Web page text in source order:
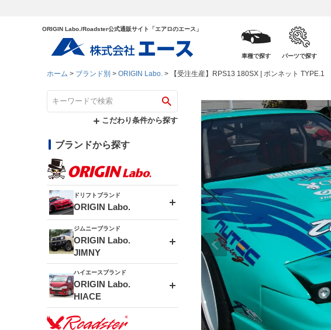
ORIGIN Labo./Roadster公式通販サイト「エアロのエース」
車種で探す パーツで探す
ホーム ブランド別 ORIGIN Labo. 【受注生産】RPS13 180SX | ボンネット TYPE.1
こだわり条件から探す
ブランドから探す
ドリフトブランド
ORIGIN Labo.
エアロシリーズ
ドリフトライン
風神(180SX)
フロントフェンダー
リアフェンダー
ジムニーブランド
ORIGIN Labo.
JIMNY
アルミホイール
MUD-ZEUS
アルミホイール
MUD-SR7
ハイエースブランド
ORIGIN Labo.
HIACE
エアロシリーズ